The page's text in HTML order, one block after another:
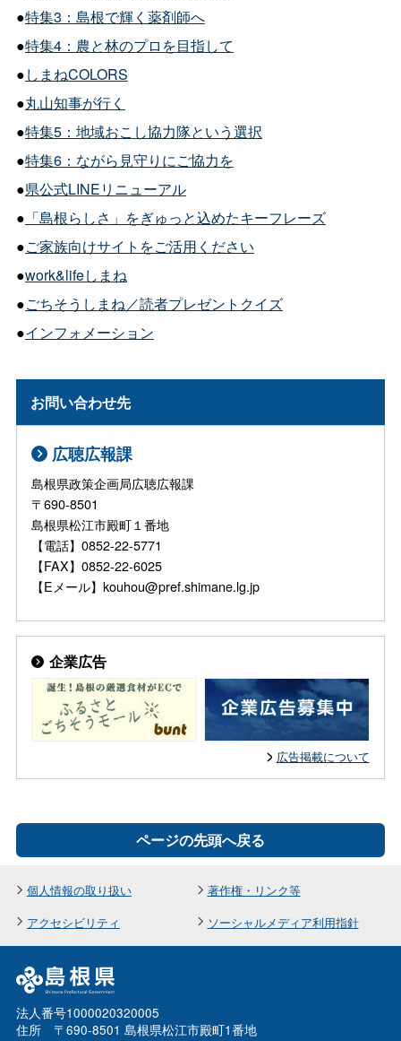
●特集3：島根で輝く薬剤師へ
●特集4：農と林のプロを目指して
●しまねCOLORS
●丸山知事が行く
●特集5：地域おこし協力隊という選択
●特集6：ながら見守りにご協力を
●県公式LINEリニューアル
● 「島根らしさ」をぎゅっと込めたキーフレーズ
●ご家族向けサイトをご活用ください
●work&lifeしまね
●ごちそうしまね／読者プレゼントクイズ
●インフォメーション
お問い合わせ先
広聴広報課
島根県政策企画局広聴広報課
〒690-8501
島根県松江市殿町１番地
【電話】0852-22-5771
【FAX】0852-22-6025
【Eメール】kouhou@pref.shimane.lg.jp
企業広告
広告掲載について
ページの先頭へ戻る
個人情報の取り扱い
著作権・リンク等
アクセシビリティ
ソーシャルメディア利用指針
法人番号1000020320005
住所 〒690-8501 島根県松江市殿町1番地